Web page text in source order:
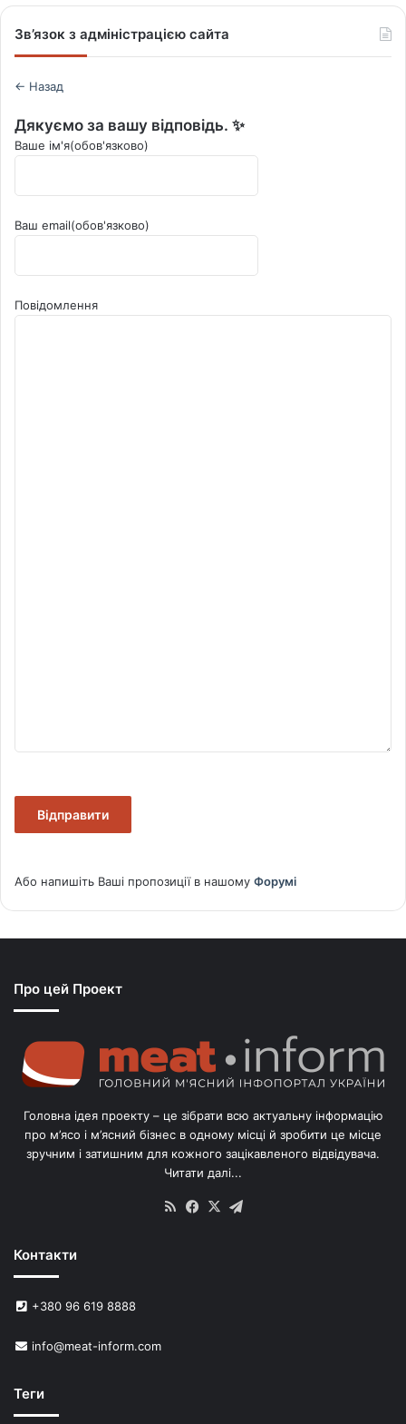
Зв’язок з адміністрацією сайта
← Назад
Дякуємо за вашу відповідь. ✨
Ваше ім'я(обов'язково)
Ваш email(обов'язково)
Повідомлення
Відправити
Або напишіть Ваші пропозиції в нашому Форумі
Про цей Проект
Головна ідея проекту – це зібрати всю актуальну інформацію
про м’ясо і м’ясний бізнес в одному місці й зробити це місце
зручним і затишним для кожного зацікавленого відвідувача.
Читати далі...
RSS Facebook
X
Контакти
+380 96 619 8888
info@meat-inform.com
Теги